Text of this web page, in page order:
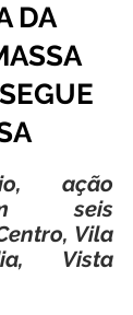
DA
ação
seis
Vila
Vista